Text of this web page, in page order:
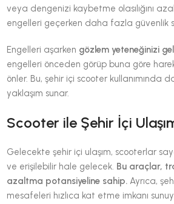
veya dengenizi kaybetme olasılığını
engelleri geçerken daha fazla güvenlik
Engelleri aşarken gözlem yeteneğinizi
engelleri önceden görüp buna göre
önler. Bu, şehir içi scooter kullanımında
yaklaşım sunar.
Scooter ile Şehir İçi
Gelecekte şehir içi ulaşım, scooterlar
ve erişilebilir hale gelecek. Bu araçlar,
azaltma potansiyeline sahip. Ayrıca,
mesafeleri hızlıca kat etme imkanı